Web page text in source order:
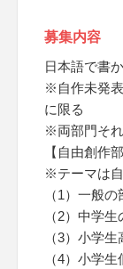
募集内容
日本語で書
※自作未発
に限る
※両部門そ
【自由創作部
※テーマは
（1）一般
（2）中学生
（3）小学
（4）小学